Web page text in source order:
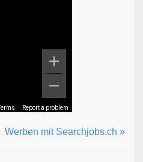
Terms Report a problem
Werben mit Searchjobs.ch »